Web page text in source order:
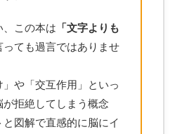
この本は 「文字よりも
っても過言ではありませ
」や「交互作用」といっ
拒絶してしまう概念
図解で直感的に脳にイ